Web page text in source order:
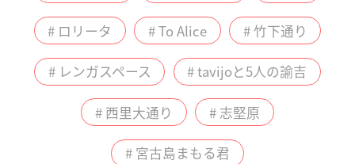
# ロリータ # To Alice # 竹下通り
# レンガスペース # tavijoと5人の諭吉
# 西里大通り # 志堅原
# 宮古島まもる君